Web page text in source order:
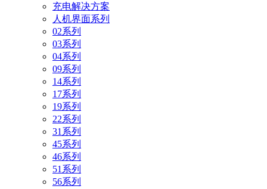
充电解决方案
人机界面系列
02系列
03系列
04系列
09系列
14系列
17系列
19系列
22系列
31系列
45系列
46系列
51系列
56系列